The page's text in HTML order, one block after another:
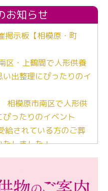
お知らせ
掲示板【相模原・町
区・上鶴間で人形供養
出整理にぴったりのイ
模原市南区で人形供
ったりのイベント
給されている方のご葬
たしました！
教室】「マンガで学
家族葬ハウス®町田成
した！